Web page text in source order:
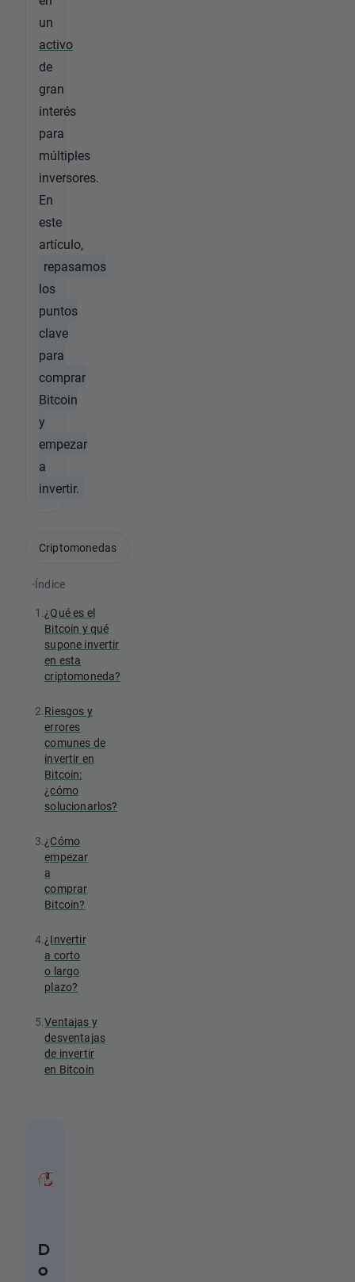
un
activo
de
gran
interés
para
múltiples
inversores.
En
este
artículo,
repasamos
los
puntos
clave
para
comprar
Bitcoin
y
empezar
a
invertir.
Índice
1.¿Qué es el
Bitcoin y qué
supone invertir
en esta
criptomoneda?
2.Riesgos y
errores
comunes de
invertir en
Bitcoin:
¿cómo
solucionarlos?
3.¿Cómo
empezar
a
comprar
Bitcoin?
4.¿Invertir
a corto
o largo
plazo?
5.Ventajas y
desventajas
de invertir
en Bitcoin
D
o
Criptomonedas